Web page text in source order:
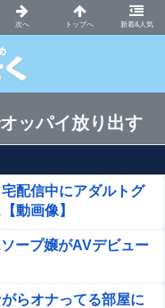
新着&人気
ス速報VIP
ッパイ放り出す
配信中にアダルトグ
動画像】
ープ嬢がAVデビュー
らオナってる部屋に